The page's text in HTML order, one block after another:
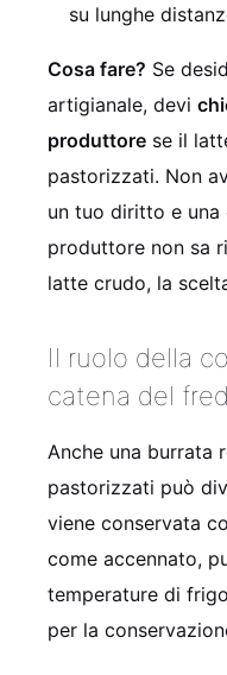
su lunghe
Cosa fare? Se
artigianale, devi
produttore se il
pastorizzati. Non
un tuo diritto e una
produttore non sa
latte crudo, la
Il ruolo della
catena del
Anche una burrata
pastorizzati può
viene conservata
come accennato,
temperature di
per la